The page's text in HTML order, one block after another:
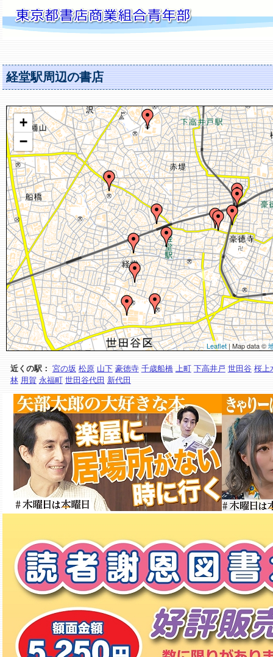
経堂駅周辺の書店
+
−
Leaflet | Map data ©
近くの駅： 宮の坂 松原 山下 豪徳寺 千歳船橋 上町 下高井戸 世田谷 桜上
林 用賀 永福町 世田谷代田 新代田